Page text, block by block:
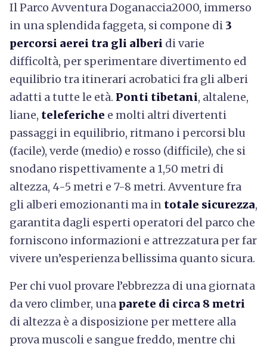
Il Parco Avventura Doganaccia2000, immerso
in una splendida faggeta, si compone di 3
percorsi aerei tra gli alberi di varie
difficoltà, per sperimentare divertimento ed
equilibrio tra itinerari acrobatici fra gli alberi
adatti a tutte le età. Ponti tibetani, altalene,
liane, teleferiche e molti altri divertenti
passaggi in equilibrio, ritmano i percorsi blu
(facile), verde (medio) e rosso (difficile), che si
snodano rispettivamente a 1,50 metri di
altezza, 4-5 metri e 7-8 metri. Avventure fra
gli alberi emozionanti ma in totale sicurezza,
garantita dagli esperti operatori del parco che
forniscono informazioni e attrezzatura per far
vivere un’esperienza bellissima quanto sicura.
Per chi vuol provare l’ebbrezza di una giornata
da vero climber, una parete di circa 8 metri
di altezza è a disposizione per mettere alla
prova muscoli e sangue freddo, mentre chi